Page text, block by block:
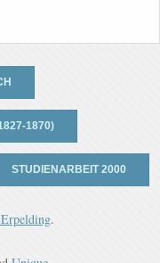
1870)
STUDIENARBEIT 2000
.